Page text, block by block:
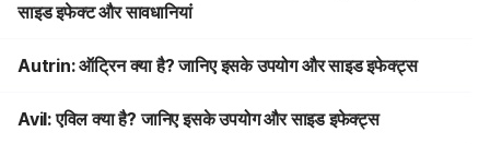
साइड इफेक्ट और सावधानियां
Autrin: ऑट्रिन क्या है? जानिए इसके उपयोग और साइड इफेक्ट्स
Avil: एविल क्या है? जानिए इसके उपयोग और साइड इफेक्ट्स